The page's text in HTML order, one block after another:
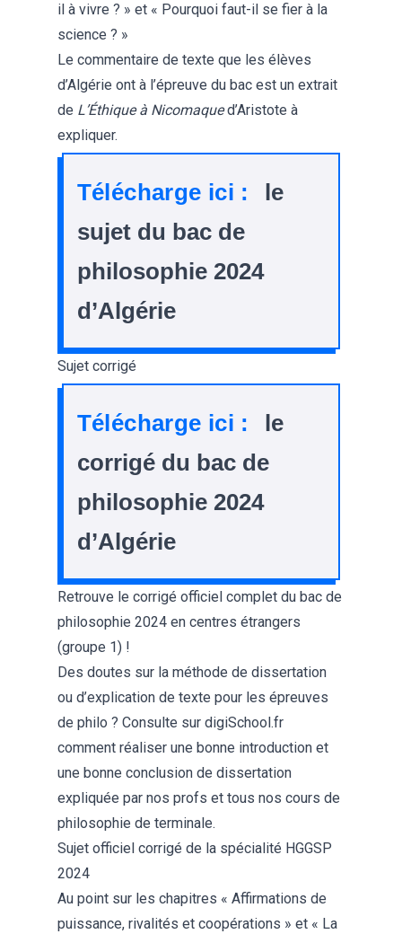
il à vivre ? » et « Pourquoi faut-il se fier à la
science ? »
Le commentaire de texte que les élèves
d’Algérie ont à l’épreuve du bac est un extrait
de L’Éthique à Nicomaqued’Aristote à
expliquer.
Télécharge ici :
le
sujet du bac de
philosophie 2024
d’Algérie
Sujet corrigé
Télécharge ici :
le
corrigé du bac de
philosophie 2024
d’Algérie
Retrouve le corrigé officiel complet du bac de
philosophie 2024 en centres étrangers
(groupe 1) !
Des doutes sur la méthode de dissertation
ou d’explication de texte pour les épreuves
de philo ? Consulte sur digiSchool.fr
comment réaliser une bonne introduction et
une bonne conclusion de dissertation
expliquée par nos profs et tous nos cours de
philosophie de terminale.
Sujet officiel corrigé de la spécialité HGGSP
2024
Au point sur les chapitres « Affirmations de
puissance, rivalités et coopérations » et « La